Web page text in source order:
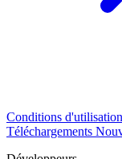
Conditions d'utilisation
Téléchargements